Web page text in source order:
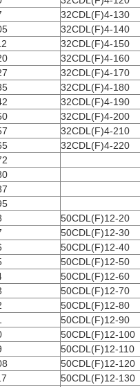
32CDL(F)4-130
32CDL(F)4-140
32CDL(F)4-150
32CDL(F)4-160
32CDL(F)4-170
32CDL(F)4-180
32CDL(F)4-190
32CDL(F)4-200
32CDL(F)4-210
32CDL(F)4-220
50CDL(F)12-20
50CDL(F)12-30
50CDL(F)12-40
50CDL(F)12-50
50CDL(F)12-60
50CDL(F)12-70
50CDL(F)12-80
50CDL(F)12-90
50CDL(F)12-100
50CDL(F)12-110
50CDL(F)12-120
50CDL(F)12-130